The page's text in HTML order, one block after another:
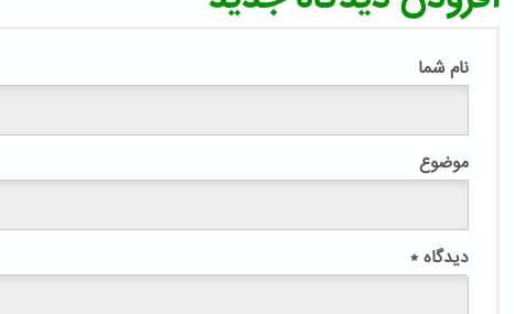
نام شما
موضوع
دیدگاه *